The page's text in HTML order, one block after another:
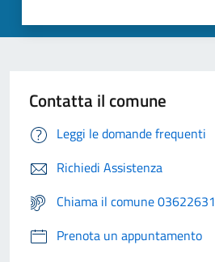
Contatta il comune
Leggi le domande frequenti
Richiedi Assistenza
Chiama il comune 03622631
Prenota un appuntamento